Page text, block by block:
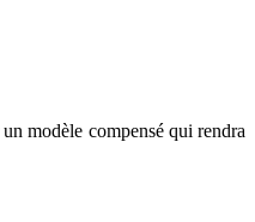
modèle compensé qui rendra